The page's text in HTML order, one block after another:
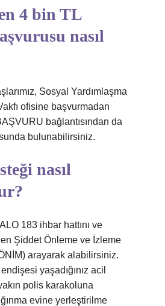
4 bin TL
nasıl
Sosyal Yardımlaşma
ofisine başvurmadan
bağlantısından da
bulunabilirsiniz.
nasıl
183 ihbar hattını ve
Şiddet Önleme ve İzleme
arayarak alabilirsiniz.
yaşadığınız acil
polis karakoluna
evine yerleştirilme